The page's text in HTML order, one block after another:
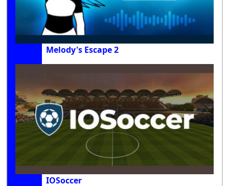
Melody's Escape 2
IOSoccer